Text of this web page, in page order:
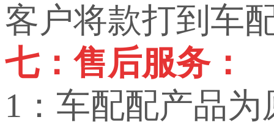
客户将款打到车
七：售后服务：
1：车配配产品